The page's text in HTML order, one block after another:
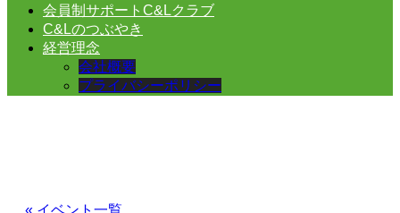
会員制サポートC&Lクラブ
C&Lのつぶやき
経営理念
会社概要
プライバシーポリシー
« イベント一覧